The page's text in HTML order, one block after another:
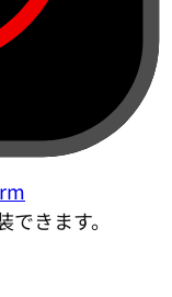
きます。